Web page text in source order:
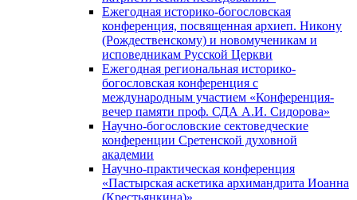
Ежегодная историко-богословская
конференция, посвященная архиеп. Никону
(Рождественскому) и новомученикам и
исповедникам Русской Церкви
Ежегодная региональная историко-
богословская конференция с
международным участием «Конференция-
вечер памяти проф. СДА А.И. Сидорова»
Научно-богословские сектоведческие
конференции Сретенской духовной
академии
Научно-практическая конференция
«Пастырская аскетика архимандрита Иоанна
(Крестьянкина)»